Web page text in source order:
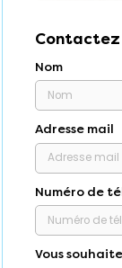
Contactez
Nom
Adresse mail
Numéro de
Vous